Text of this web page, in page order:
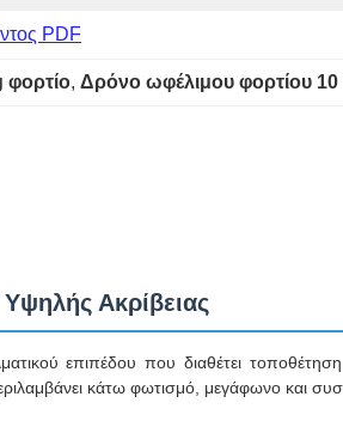
PDF
, Δρόνο ωφέλιμου φορτίου 10
Ακρίβειας
επιπέδου που διαθέτει
κάτω φωτισμό, μεγάφωνο και